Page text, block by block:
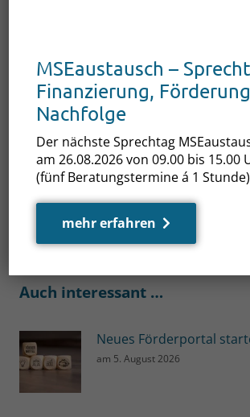
www.mv-effizient.de
Auch interessant …
Neues Förderportal
am 5. August 2026
MSEaustausch –
Finanzierung,
Nachfolge
Der nächste Sprechtag
am 26.08.2026 von 09.00 bis 15.00
(fünf Beratungstermine á 1
mehr erfahren